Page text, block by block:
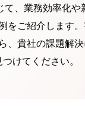
、業務効率化
をご紹介します
、貴社の課題解
けてください。